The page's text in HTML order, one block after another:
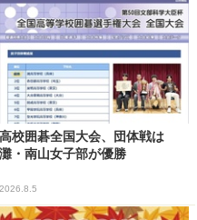
高校囲碁全国大会、団体戦は
灘・南山女子部が優勝
2026.8.5